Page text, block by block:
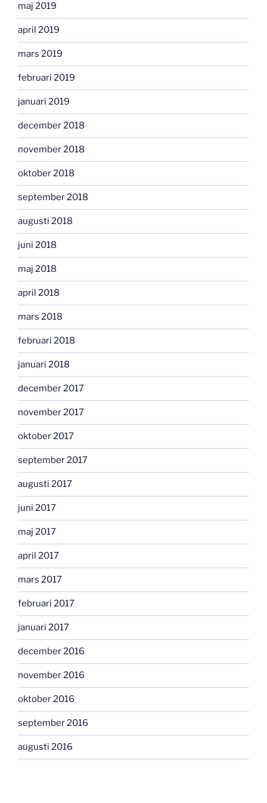
maj 2019
april 2019
mars 2019
februari 2019
januari 2019
december 2018
november 2018
oktober 2018
september 2018
augusti 2018
juni 2018
maj 2018
april 2018
mars 2018
februari 2018
januari 2018
december 2017
november 2017
oktober 2017
september 2017
augusti 2017
juni 2017
maj 2017
april 2017
mars 2017
februari 2017
januari 2017
december 2016
november 2016
oktober 2016
september 2016
augusti 2016